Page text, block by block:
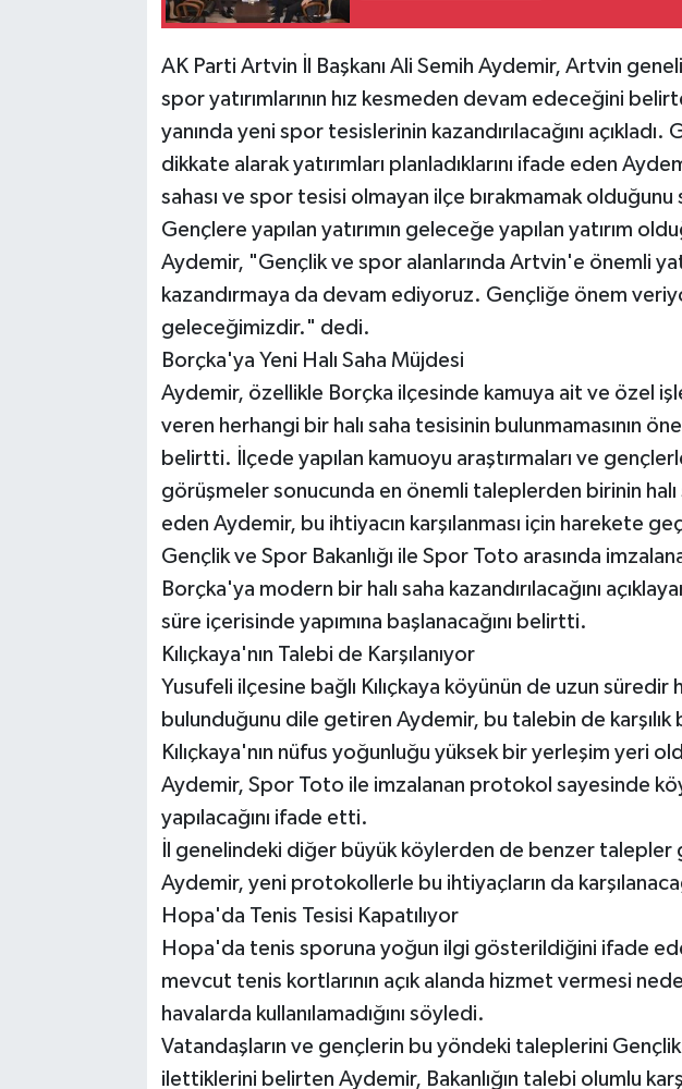
AK Parti Artvin İl Başkanı Ali Semih Aydemir, Artvin
spor yatırımlarının hız kesmeden devam edeceğini
yanında yeni spor tesislerinin kazandırılacağını
dikkate alarak yatırımları planladıklarını ifade eden
sahası ve spor tesisi olmayan ilçe bırakmamak olduğunu
Gençlere yapılan yatırımın geleceğe yapılan yatırım
Aydemir, "Gençlik ve spor alanlarında Artvin'e önemli
kazandırmaya da devam ediyoruz. Gençliğe önem
geleceğimizdir." dedi.
Borçka'ya Yeni Halı Saha Müjdesi
Aydemir, özellikle Borçka ilçesinde kamuya ait ve özel
veren herhangi bir halı saha tesisinin bulunmamasının
belirtti. İlçede yapılan kamuoyu araştırmaları ve
görüşmeler sonucunda en önemli taleplerden birinin
eden Aydemir, bu ihtiyacın karşılanması için harekete
Gençlik ve Spor Bakanlığı ile Spor Toto arasında
Borçka'ya modern bir halı saha kazandırılacağını
süre içerisinde yapımına başlanacağını belirtti.
Kılıçkaya'nın Talebi de Karşılanıyor
Yusufeli ilçesine bağlı Kılıçkaya köyünün de uzun süredir
bulunduğunu dile getiren Aydemir, bu talebin de
Kılıçkaya'nın nüfus yoğunluğu yüksek bir yerleşim yeri
Aydemir, Spor Toto ile imzalanan protokol sayesinde
yapılacağını ifade etti.
İl genelindeki diğer büyük köylerden de benzer
Aydemir, yeni protokollerle bu ihtiyaçların da
Hopa'da Tenis Tesisi Kapatılıyor
Hopa'da tenis sporuna yoğun ilgi gösterildiğini ifade
mevcut tenis kortlarının açık alanda hizmet vermesi
havalarda kullanılamadığını söyledi.
Vatandaşların ve gençlerin bu yöndeki taleplerini Gençlik
ilettiklerini belirten Aydemir, Bakanlığın talebi olumlu